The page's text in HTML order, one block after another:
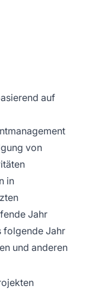
auf
von
in
Jahr
folgende Jahr
und anderen